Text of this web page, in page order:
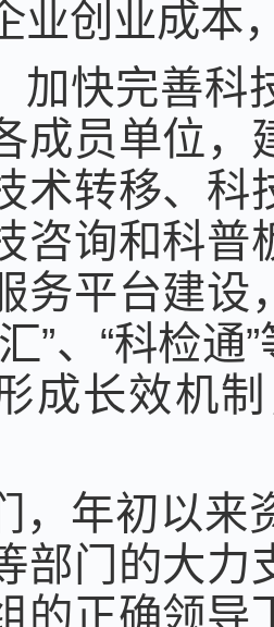
业创业成本
加快完善
成员单位，
术转移、科
咨询和科普
务平台建设
”、“科检
成长效机
，年初以来
部门的大力
的正确领导